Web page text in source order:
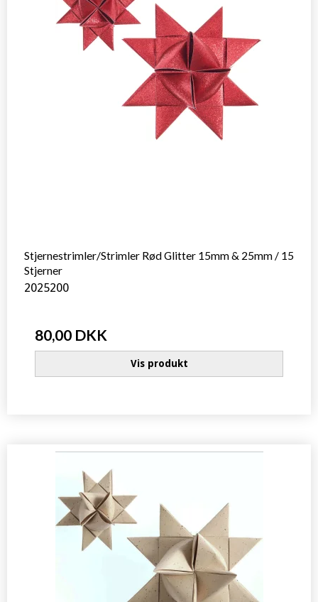
Stjernestrimler/Strimler Rød Glitter 15mm & 25mm / 15
Stjerner
2025200
80,00 DKK
Vis produkt